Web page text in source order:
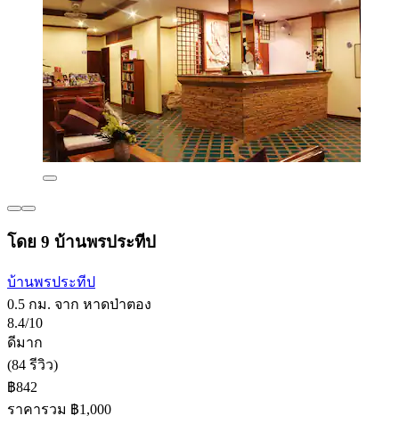
โดย 9 บ้านพรประทีป
บ้านพรประทีป
0.5 กม. จาก หาดป่าตอง
8.4/10
ดีมาก
(84 รีวิว)
฿842
ราคารวม ฿1,000